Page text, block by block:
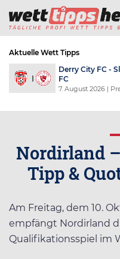
Aktuelle Wett Tipps
Shamrock
FC
7. August 2026 |
Nordirland
Tipp &
Am Freitag, dem 10.
empfängt Nordirland
Qualifikationsspiel im